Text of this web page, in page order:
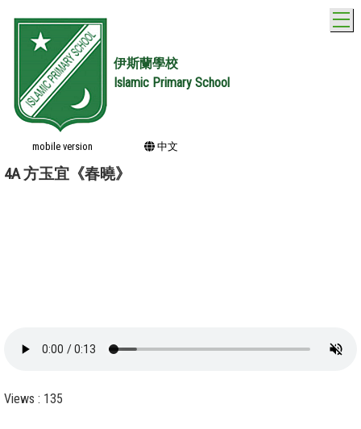
伊斯蘭學校
Islamic Primary School
mobile version 中文
4A 方玉宜《春曉》
Views : 135